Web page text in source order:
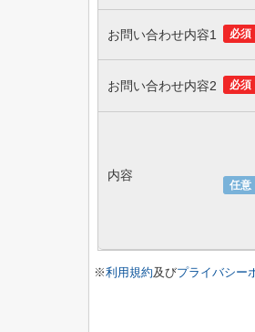
必須
お問い合わせ内容1
必須
お問い合わせ内容2
任意
内容
※利用規約及びプライバシー